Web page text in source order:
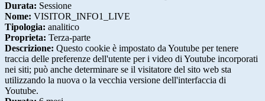
Durata: Sessione
Nome: VISITOR_INFO1_LIVE
Tipologia: analitico
Proprieta: Terza-parte
Descrizione: Questo cookie è impostato da Youtube per tenere
traccia delle preferenze dell'utente per i video di Youtube incorporati
nei siti; può anche determinare se il visitatore del sito web sta
utilizzando la nuova o la vecchia versione dell'interfaccia di
Youtube.